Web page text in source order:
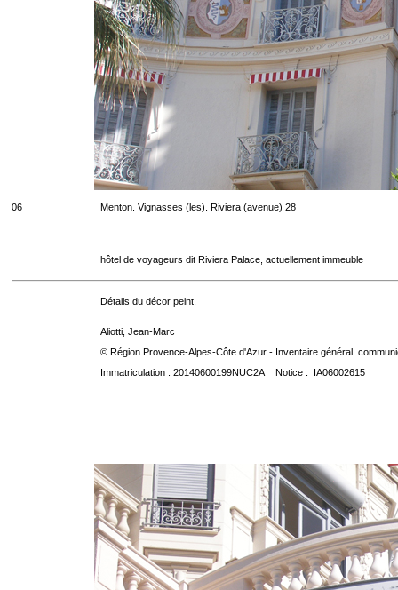
06 Menton. Vignasses (les). Riviera (avenue) 28
hôtel de voyageurs dit Riviera Palace, actuellement immeuble
Détails du décor peint.
Aliotti, Jean-Marc
© Région Provence-Alpes-Côte d'Azur - Inventaire général.
Immatriculation : 20140600199NUC2A Notice : IA06002615